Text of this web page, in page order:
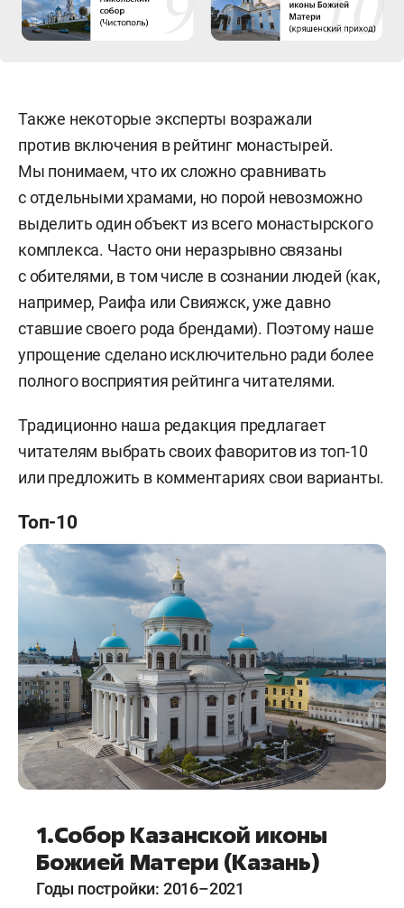
Также некоторые эксперты возражали
против включения в рейтинг монастырей.
Мы понимаем, что их сложно сравнивать
с отдельными храмами, но порой невозможно
выделить один объект из всего монастырского
комплекса. Часто они неразрывно связаны
с обителями, в том числе в сознании людей (как,
например, Раифа или Свияжск, уже давно
ставшие своего рода брендами). Поэтому наше
упрощение сделано исключительно ради более
полного восприятия рейтинга читателями.
Традиционно наша редакция предлагает
читателям выбрать своих фаворитов из топ-10
или предложить в комментариях свои варианты.
Топ-10
1.Собор Казанской иконы
Божией Матери (Казань)
Годы постройки: 2016–2021